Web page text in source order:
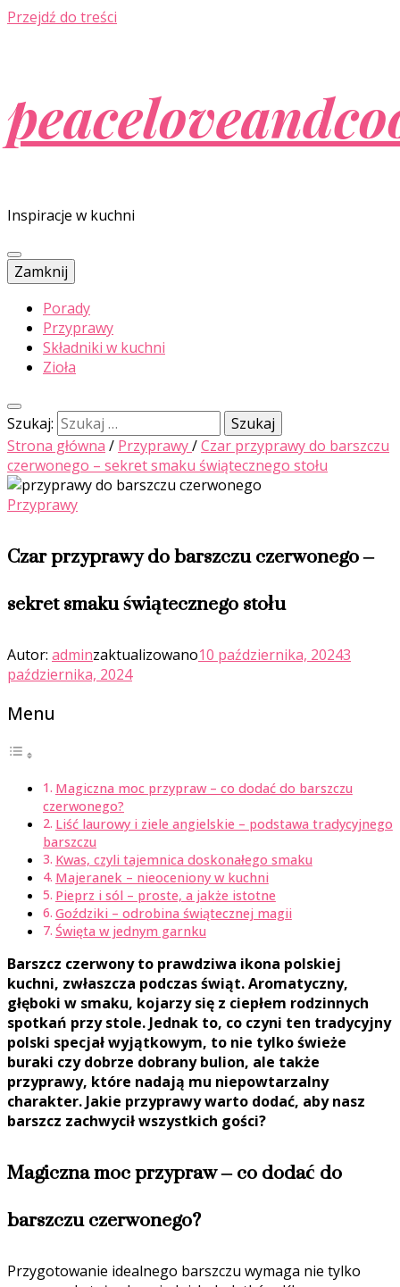
Przejdź do treści
Inspiracje w kuchni
Zamknij
Porady
Przyprawy
Składniki w kuchni
Zioła
Szukaj:
Strona główna / Przyprawy/Czar przyprawy do barszczu
czerwonego – sekret smaku świątecznego stołu
Przyprawy
Czar przyprawy do barszczu czerwonego –
sekret smaku świątecznego stołu
Autor: adminzaktualizowano10 października, 20243
października, 2024
Menu
Magiczna moc przypraw – co dodać do barszczu
czerwonego?
Liść laurowy i ziele angielskie – podstawa tradycyjnego
barszczu
Kwas, czyli tajemnica doskonałego smaku
Majeranek – nieoceniony w kuchni
Pieprz i sól – proste, a jakże istotne
Goździki – odrobina świątecznej magii
Święta w jednym garnku
Barszcz czerwony to prawdziwa ikona polskiej
kuchni, zwłaszcza podczas świąt. Aromatyczny,
głęboki w smaku, kojarzy się z ciepłem rodzinnych
spotkań przy stole. Jednak to, co czyni ten tradycyjny
polski specjał wyjątkowym, to nie tylko świeże
buraki czy dobrze dobrany bulion, ale także
przyprawy, które nadają mu niepowtarzalny
charakter. Jakie przyprawy warto dodać, aby nasz
barszcz zachwycił wszystkich gości?
Magiczna moc przypraw – co dodać do
barszczu czerwonego?
Przygotowanie idealnego barszczu wymaga nie tylko